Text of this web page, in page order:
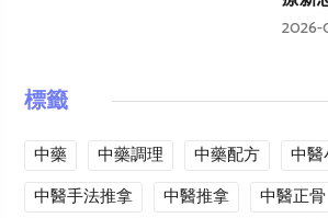
2026-
標籤
中藥 中藥調理 中藥配方
中
中醫手法推拿
中醫推拿 中醫正骨